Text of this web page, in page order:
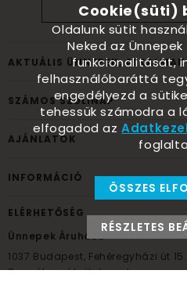
AKTUÁLIS ÜNNEPEK, ALKALMAK
SZÁMOS SZÜLINAP
AJÁNLATOK
INFORMÁCIÓ
ELÉRHETŐSÉG
Ünnepek Áruháza
1037 Budapest, Fehéregyházi út 15.
Személyes átvételi pont
Cookie(süti)
Oldalunk sütit
Neked az
funkcionalitását,
felhasználóbaráttá
engedélyezd a
tehessük számodra a
elfogadod az
ÖSSZES
RÉSZLETES